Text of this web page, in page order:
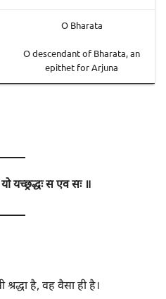
O Bharata
O descendant of Bharata, an
epithet for Arjuna
यच्छ्रद्धः स एव सः ॥
है, वह वैसा ही है।